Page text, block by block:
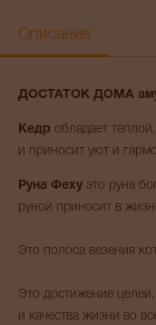
Описание
ДОСТАТОК ДОМА
Кедр обладает
и приносит уют и
Руна Феху это руна
руной приносит в
Это полоса везения
Это достижение
и качества жизни во